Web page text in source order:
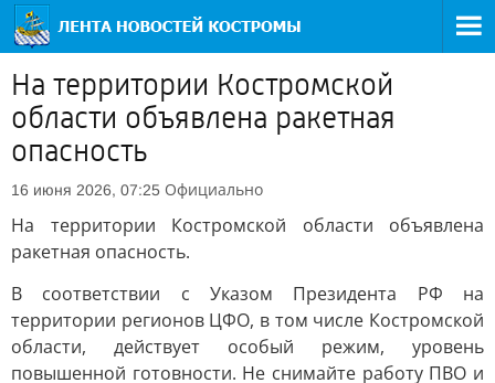
На территории Костромской
области объявлена ракетная
опасность
16 июня 2026, 07:25 Официально
На территории Костромской области объявлена
ракетная опасность.
В соответствии с Указом Президента РФ на
территории регионов ЦФО, в том числе Костромской
области, действует особый режим, уровень
повышенной готовности. Не снимайте работу ПВО и